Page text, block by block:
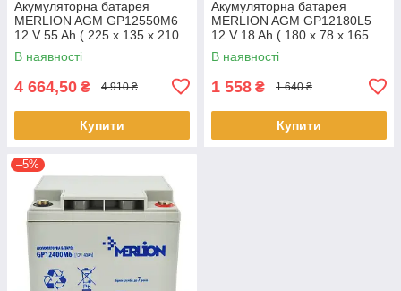
Акумуляторна батарея
MERLION AGM GP12550M6
12 V 55 Ah ( 225 x 135 x 210
(215) ), 14.1 kg Q1/48
В наявності
4 664,50 ₴ 4 910 ₴
Купити
Акумуляторна батарея
MERLION AGM GP12180L5
12 V 18 Ah ( 180 x 78 x 165
(168)), 4.65 kg Q4/192
В наявності
1 558 ₴ 1 640 ₴
Купити
–5%